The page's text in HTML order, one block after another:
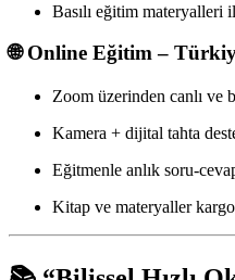
Basılı eğitim materyalleri
🌐 Online Eğitim –
Zoom üzerinden canlı ve
Kamera + dijital tahta
Eğitmenle anlık soru-
Kitap ve materyaller